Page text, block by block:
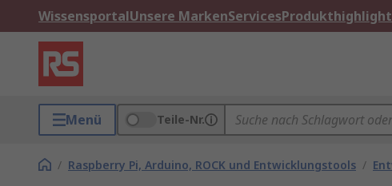
WissensportalUnsere MarkenServices
Menü Teile-Nr.
/ Raspberry Pi, Arduino, ROCK und Entwicklungstools /